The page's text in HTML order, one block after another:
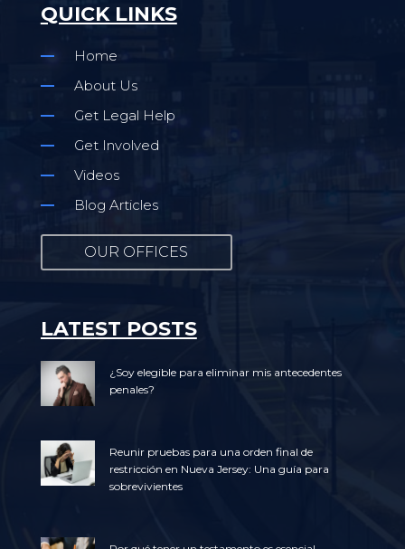
QUICK LINKS
Home
About Us
Get Legal Help
Get Involved
Videos
Blog Articles
OUR OFFICES
LATEST POSTS
¿Soy elegible para eliminar mis antecedentes
penales?
Reunir pruebas para una orden final de
restricción en Nueva Jersey: Una guía para
sobrevivientes